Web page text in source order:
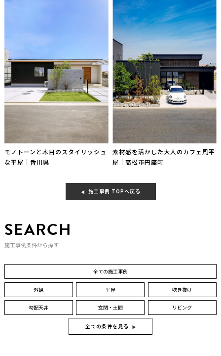
モノトーンと木目のスタイリッシュ
な平屋｜香川県
素材感を活かした大人のカフェ風平
屋｜高松市円座町
施工事例 TOPへ戻る
SEARCH
施工事例条件から探す
全ての施工事例
外観 平屋 吹き抜け
勾配天井 玄関・土間 リビング
全ての条件を見る